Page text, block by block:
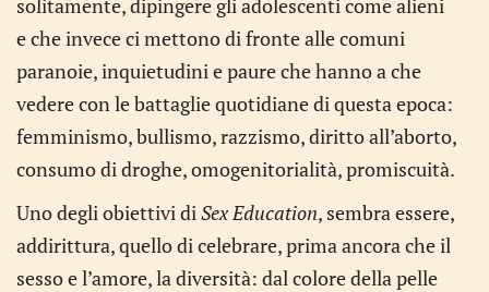
e che invece ci mettono di fronte alle comuni
paranoie, inquietudini e paure che hanno a che
vedere con le battaglie quotidiane di questa epoca:
femminismo, bullismo, razzismo, diritto all’aborto,
consumo di droghe, omogenitorialità, promiscuità.
Uno degli obiettivi di Sex Education, sembra essere,
addirittura, quello di celebrare, prima ancora che il
sesso e l’amore, la diversità: dal colore della pelle